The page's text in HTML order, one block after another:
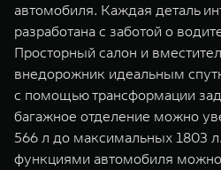
автомобиля. Каждая деталь
разработана с заботой о
Просторный салон и
внедорожник идеальным
с помощью трансформации
багажное отделение можно
566 л до максимальных 1803
функциями автомобиля